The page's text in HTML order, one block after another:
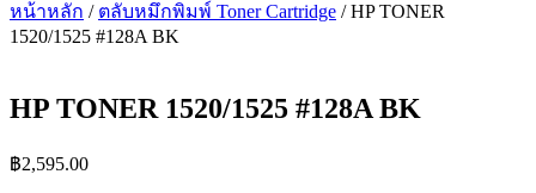
หน้าหลัก / ตลับหมึกพิมพ์ Toner Cartridge / HP TONER
1520/1525 #128A BK
HP TONER 1520/1525 #128A BK
฿2,595.00